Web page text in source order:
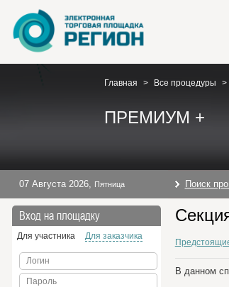
Главная > Все процедуры >
ПРЕМИУМ +
07 Августа 2026, Пятница Поиск
Вход на площадку
Для участника Для заказчика
Логин
Пароль
В данном